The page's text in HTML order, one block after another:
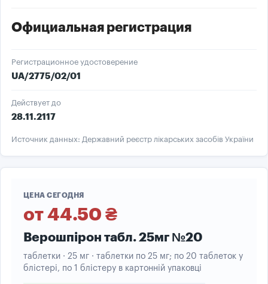
Официальная регистрация
Регистрационное удостоверение
UA/2775/02/01
Действует до
28.11.2117
Источник данных: Державний реєстр лікарських засобів України
ЦЕНА СЕГОДНЯ
от 44.50 ₴
Верошпірон табл. 25мг №20
таблетки · 25 мг · таблетки по 25 мг; по 20 таблеток у
блістері, по 1 блістеру в картонній упаковці